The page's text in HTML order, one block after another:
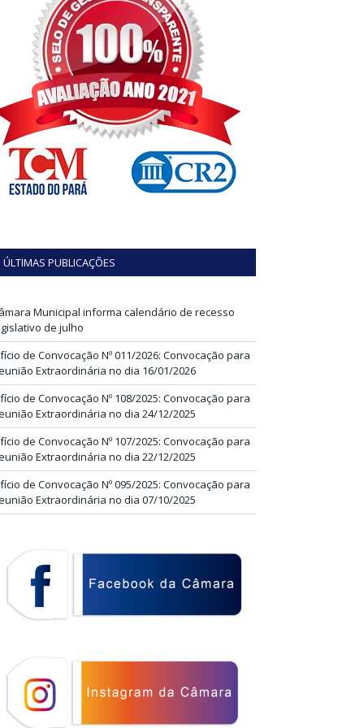
ÚLTIMAS PUBLICAÇÕES
Municipal informa calendário de recesso
de julho
de Convocação Nº 011/2026: Convocação para
Extraordinária no dia 16/01/2026
de Convocação Nº 108/2025: Convocação para
Extraordinária no dia 24/12/2025
de Convocação Nº 107/2025: Convocação para
Extraordinária no dia 22/12/2025
de Convocação Nº 095/2025: Convocação para
Extraordinária no dia 07/10/2025